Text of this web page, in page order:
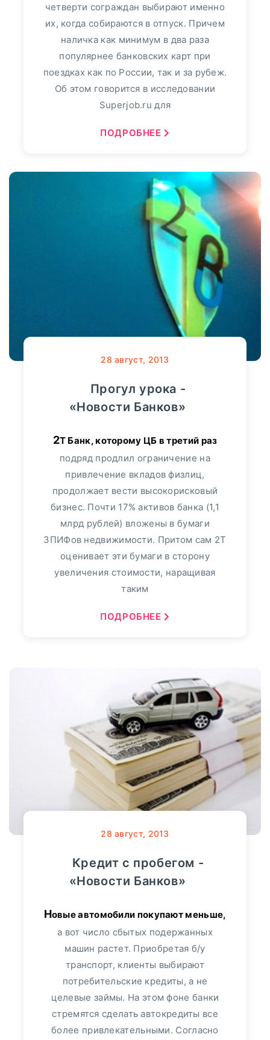
четверти сограждан выбирают именно
их, когда собираются в отпуск. Причем
наличка как минимум в два раза
популярнее банковских карт при
поездках как по России, так и за рубеж.
Об этом говорится в исследовании
Superjob.ru для
ПОДРОБНЕЕ
28 август, 2013
Прогул урока -
«Новости Банков»
2Т Банк, которому ЦБ в третий раз
подряд продлил ограничение на
привлечение вкладов физлиц,
продолжает вести высокорисковый
бизнес. Почти 17% активов банка (1,1
млрд рублей) вложены в бумаги
ЗПИФов недвижимости. Притом сам 2Т
оценивает эти бумаги в сторону
увеличения стоимости, наращивая
таким
ПОДРОБНЕЕ
28 август, 2013
Кредит с пробегом -
«Новости Банков»
Новые автомобили покупают меньше,
а вот число сбытых подержанных
машин растет. Приобретая б/у
транспорт, клиенты выбирают
потребительские кредиты, а не
целевые займы. На этом фоне банки
стремятся сделать автокредиты все
более привлекательными. Согласно